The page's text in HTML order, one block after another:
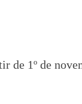
de 1º de